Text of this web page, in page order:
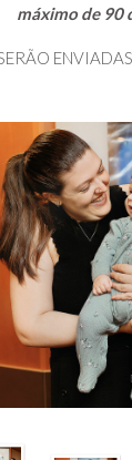
máximo de 90